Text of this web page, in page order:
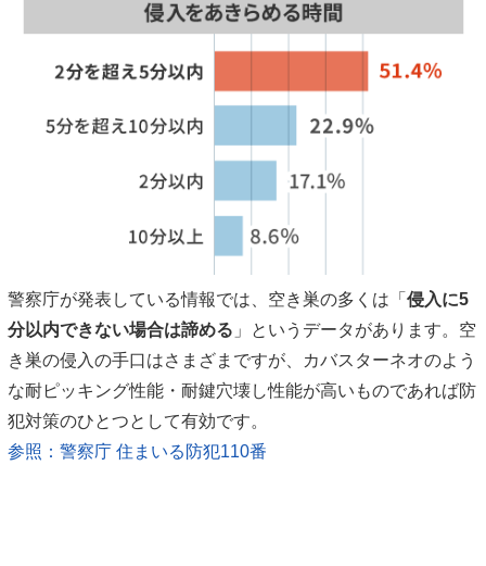
警察庁が発表している情報では、空き巣の多くは 「 侵入に5
分以内できない場合は諦める 」
というデータがあります。空
き巣の侵入の手口はさまざまですが、カバスターネオのよう
な耐ピッキング性能・耐鍵穴壊し性能が高いものであれば防
犯対策のひとつとして有効です。
参照：警察庁 住まいる防犯110番